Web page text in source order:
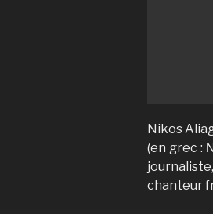
Nikos
(en grec :
chanteur